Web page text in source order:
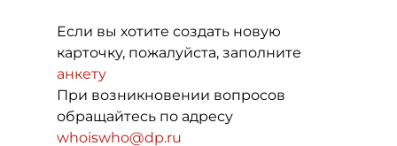
Если вы хотите создать новую
карточку, пожалуйста, заполните
анкету
При возникновении вопросов
обращайтесь по адресу
whoiswho@dp.ru